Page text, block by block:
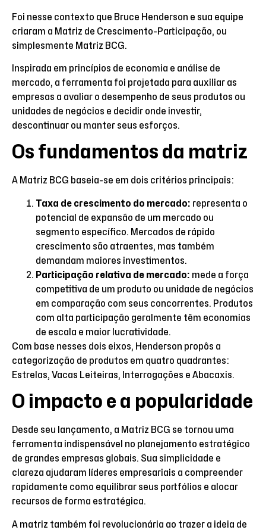
Foi nesse contexto que Bruce Henderson e sua equipe
criaram a Matriz de Crescimento-Participação, ou
simplesmente Matriz BCG.
Inspirada em princípios de economia e análise de
mercado, a ferramenta foi projetada para auxiliar as
empresas a avaliar o desempenho de seus produtos ou
unidades de negócios e decidir onde investir,
descontinuar ou manter seus esforços.
Os fundamentos da matriz
A Matriz BCG baseia-se em dois critérios principais:
Taxa de crescimento do mercado: representa o
potencial de expansão de um mercado ou
segmento específico. Mercados de rápido
crescimento são atraentes, mas também
demandam maiores investimentos.
Participação relativa de mercado: mede a força
competitiva de um produto ou unidade de negócios
em comparação com seus concorrentes. Produtos
com alta participação geralmente têm economias
de escala e maior lucratividade.
Com base nesses dois eixos, Henderson propôs a
categorização de produtos em quatro quadrantes:
Estrelas, Vacas Leiteiras, Interrogações e Abacaxis.
O impacto e a popularidade
Desde seu lançamento, a Matriz BCG se tornou uma
ferramenta indispensável no planejamento estratégico
de grandes empresas globais. Sua simplicidade e
clareza ajudaram líderes empresariais a compreender
rapidamente como equilibrar seus portfólios e alocar
recursos de forma estratégica.
A matriz também foi revolucionária ao trazer a ideia de